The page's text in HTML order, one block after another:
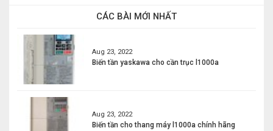
CÁC BÀI MỚI NHẤT
Aug 23, 2022
Biến tần yaskawa cho cần trục l1000a
Aug 23, 2022
Biến tần cho thang máy l1000a chính hãng